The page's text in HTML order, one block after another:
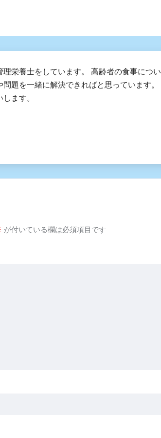
理栄養士をしています。 高齢者の食事につい
問題を一緒に解決できればと思っています。
ます。
が付いている欄は必須項目です